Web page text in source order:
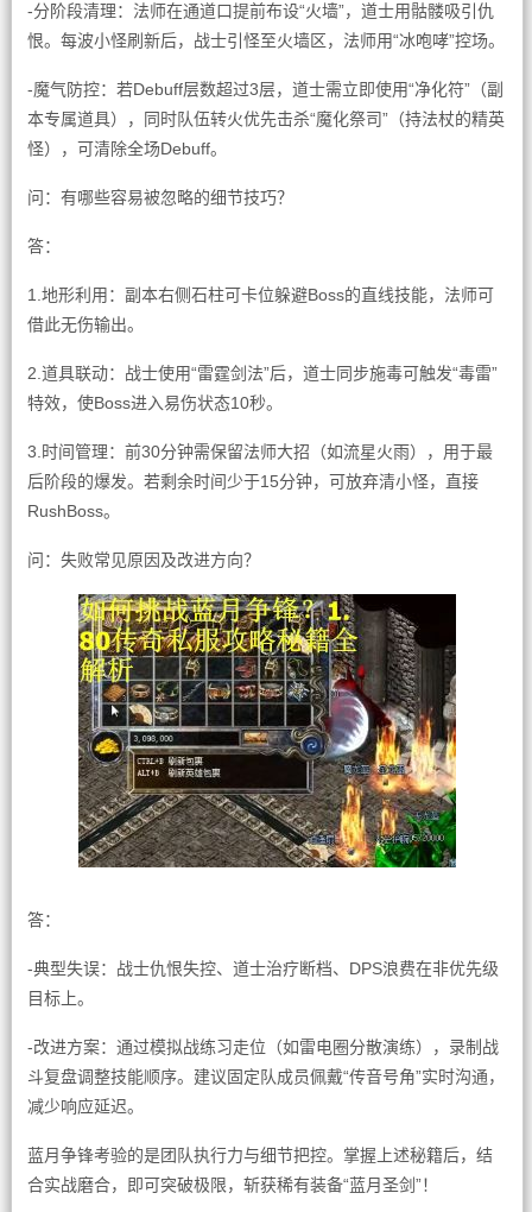
-分阶段清理：法师在通道口提前布设“火墙”，道士用骷髅吸引仇
恨。每波小怪刷新后，战士引怪至火墙区，法师用“冰咆哮”控场。
-魔气防控：若Debuff层数超过3层，道士需立即使用“净化符”（副
本专属道具），同时队伍转火优先击杀“魔化祭司”（持法杖的精英
怪），可清除全场Debuff。
问：有哪些容易被忽略的细节技巧？
答：
1.地形利用：副本右侧石柱可卡位躲避Boss的直线技能，法师可
借此无伤输出。
2.道具联动：战士使用“雷霆剑法”后，道士同步施毒可触发“毒雷”
特效，使Boss进入易伤状态10秒。
3.时间管理：前30分钟需保留法师大招（如流星火雨），用于最
后阶段的爆发。若剩余时间少于15分钟，可放弃清小怪，直接
RushBoss。
问：失败常见原因及改进方向？
答：
-典型失误：战士仇恨失控、道士治疗断档、DPS浪费在非优先级
目标上。
-改进方案：通过模拟战练习走位（如雷电圈分散演练），录制战
斗复盘调整技能顺序。建议固定队成员佩戴“传音号角”实时沟通，
减少响应延迟。
蓝月争锋考验的是团队执行力与细节把控。掌握上述秘籍后，结
合实战磨合，即可突破极限，斩获稀有装备“蓝月圣剑”！